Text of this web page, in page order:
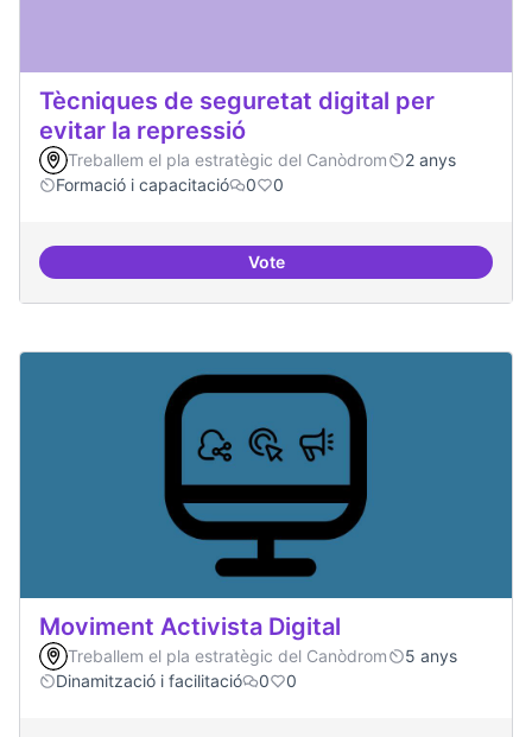
Tècniques de seguretat digital per
evitar la repressió
Treballem el pla estratègic del Canòdrom
2 anys
Formació i capacitació
0 0
VoteTècniques de seguretat digital
Moviment Activista Digital
Treballem el pla estratègic del Canòdrom
5 anys
Dinamització i facilitació
0 0